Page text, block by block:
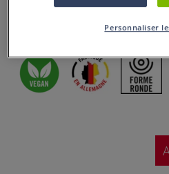
vos dessins à la craie, aux
d’écriture et vos tirages de
Personnaliser